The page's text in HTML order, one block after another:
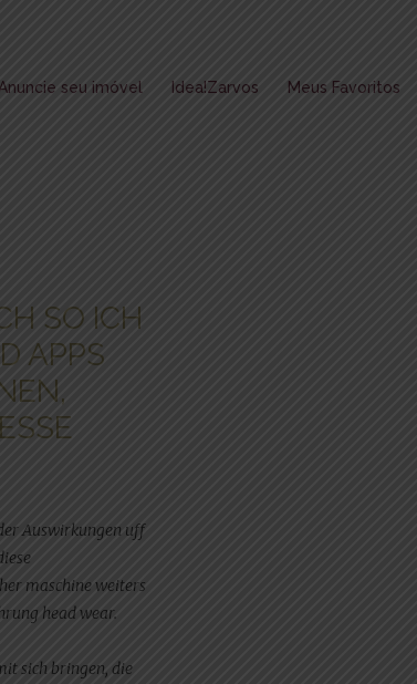
Anuncie seu imóvel Idea!Zarvos Meus Favoritos
SO ICH
APPS
Auswirkungen uff
maschine weiters
head wear.
sich bringen, die